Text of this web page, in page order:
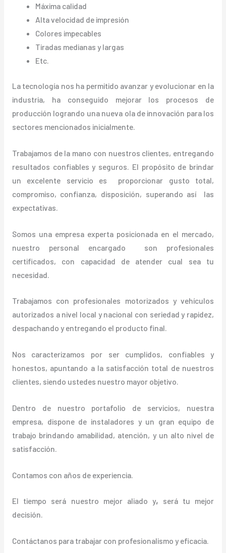
Máxima calidad
Alta velocidad de impresión
Colores impecables
Tiradas medianas y largas
Etc.
La tecnología nos ha permitido avanzar y evolucionar en la
industria, ha conseguido mejorar los procesos de
producción logrando una nueva ola de innovación para los
sectores mencionados inicialmente.
Trabajamos de la mano con nuestros clientes, entregando
resultados confiables y seguros. El propósito de brindar
un excelente servicio es proporcionar gusto total,
compromiso, confianza, disposición, superando así las
expectativas.
Somos una empresa experta posicionada en el mercado,
nuestro personal encargado son profesionales
certificados, con capacidad de atender cual sea tu
necesidad.
Trabajamos con profesionales motorizados y vehículos
autorizados a nivel local y nacional con seriedad y rapidez,
despachando y entregando el producto final.
Nos caracterizamos por ser cumplidos, confiables y
honestos, apuntando a la satisfacción total de nuestros
clientes, siendo ustedes nuestro mayor objetivo.
Dentro de nuestro portafolio de servicios, nuestra
empresa, dispone de instaladores y un gran equipo de
trabajo brindando amabilidad, atención, y un alto nivel de
satisfacción.
Contamos con años de experiencia.
El tiempo será nuestro mejor aliado y, será tu mejor
decisión.
Contáctanos para trabajar con profesionalismo y eficacia.